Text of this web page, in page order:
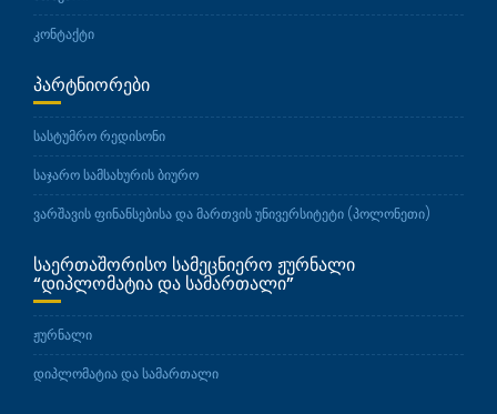
კონტაქტი
ᲞᲐᲠᲢᲜᲘᲝᲠᲔᲑᲘ
სასტუმრო რედისონი
საჯარო სამსახურის ბიურო
ვარშავის ფინანსებისა და მართვის უნივერსიტეტი (პოლონეთი)
ᲡᲐᲔᲠᲗᲐᲨᲝᲠᲘᲡᲝ ᲡᲐᲛᲔᲪᲜᲘᲔᲠᲝ ᲟᲣᲠᲜᲐᲚᲘ
“ᲓᲘᲞᲚᲝᲛᲐᲢᲘᲐ ᲓᲐ ᲡᲐᲛᲐᲠᲗᲐᲚᲘ”
ჟურნალი
დიპლომატია და სამართალი